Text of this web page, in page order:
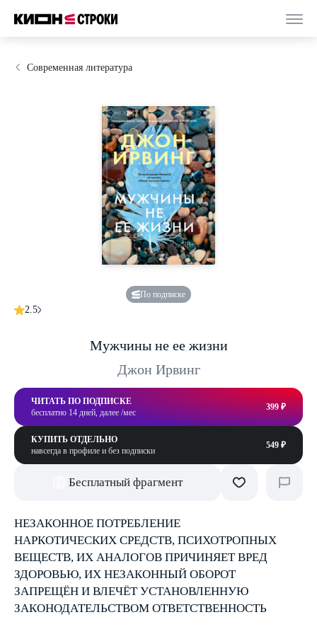
Современная литература
По подписке
2.5
Мужчины не ее жизни
Джон Ирвинг
ЧИТАТЬ ПО ПОДПИСКЕ
бесплатно 14 дней, далее /мес
399 ₽
КУПИТЬ ОТДЕЛЬНО
навсегда в профиле и без подписки
549 ₽
Бесплатный фрагмент
НЕЗАКОННОЕ ПОТРЕБЛЕНИЕ
НАРКОТИЧЕСКИХ СРЕДСТВ, ПСИХОТРОПНЫХ
ВЕЩЕСТВ, ИХ АНАЛОГОВ ПРИЧИНЯЕТ ВРЕД
ЗДОРОВЬЮ, ИХ НЕЗАКОННЫЙ ОБОРОТ
ЗАПРЕЩЁН И ВЛЕЧЁТ УСТАНОВЛЕННУЮ
ЗАКОНОДАТЕЛЬСТВОМ ОТВЕТСТВЕННОСТЬ